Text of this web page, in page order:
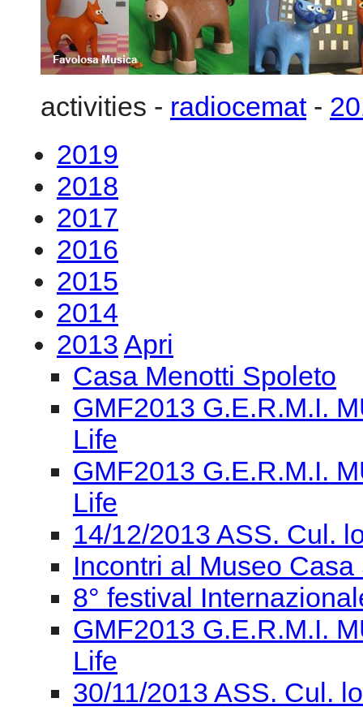
2019
2018
2017
2016
2015
2014
2013
Casa Menotti Spoleto
GMF2013 G.E.R.M.I.
Life
GMF2013 G.E.R.M.I.
Life
14/12/2013 ASS. Cul.
Incontri al Museo
8° festival
GMF2013 G.E.R.M.I.
Life
30/11/2013 ASS. Cul.
50° Festival di Nuova
Incontri al Museo
Concerto - Giornata
GIORNATA